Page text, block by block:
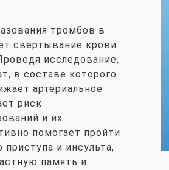
тромбов в
свёртывание крови
исследование,
в составе которого
артериальное
риск
и их
помогает пройти
и инсульта,
память и